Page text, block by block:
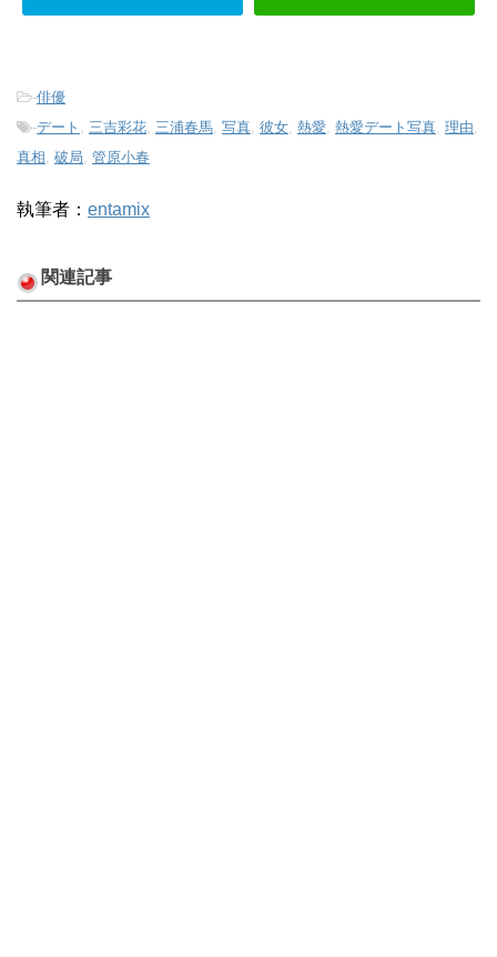
-俳優
-デート 三吉彩花 三浦春馬 写真 彼女 熱愛 熱愛デート写真 理由
真相 破局 管原小春
執筆者： entamix
関連記事